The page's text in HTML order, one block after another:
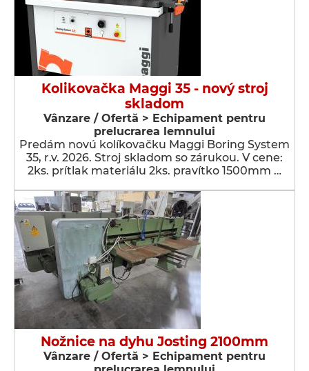
Kolikovačka Maggi 35 - nový stroj
skladom
Vânzare / Ofertă > Echipament pentru
prelucrarea lemnului
Predám novú kolíkovačku Maggi Boring System
35, r.v. 2026. Stroj skladom so zárukou. V cene:
2ks. prítlak materiálu 2ks. pravítko 1500mm …
Nožnice na dyhu Josting 2100mm
Vânzare / Ofertă > Echipament pentru